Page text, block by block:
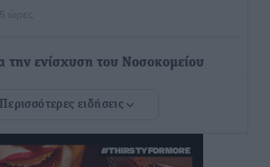
ώρες
την ενίσχυση του Νοσοκομείου
Γεωργιάδης
Περισσότερες ειδήσεις